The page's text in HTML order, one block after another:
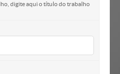
digite aqui o título do trabalho